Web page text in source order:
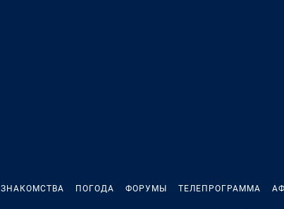
ЗНАКОМСТВА ПОГОДА ФОРУМЫ ТЕЛЕПРОГРАММА